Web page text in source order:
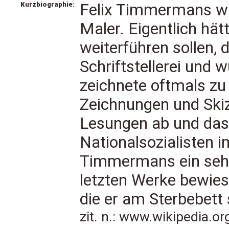
Kurzbiographie:
Felix Timmermans
Maler. Eigentlich
weiterführen sollen,
Schriftstellerei und
zeichnete oftmals
Zeichnungen und
Lesungen ab und
Nationalsozialisten
Timmermans ein
letzten Werke
die er am Sterbebett
zit. n.: